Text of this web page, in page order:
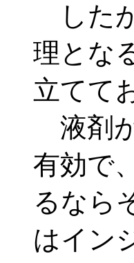
した
理とな
立てて
液剤
有効で
るなら
はイン